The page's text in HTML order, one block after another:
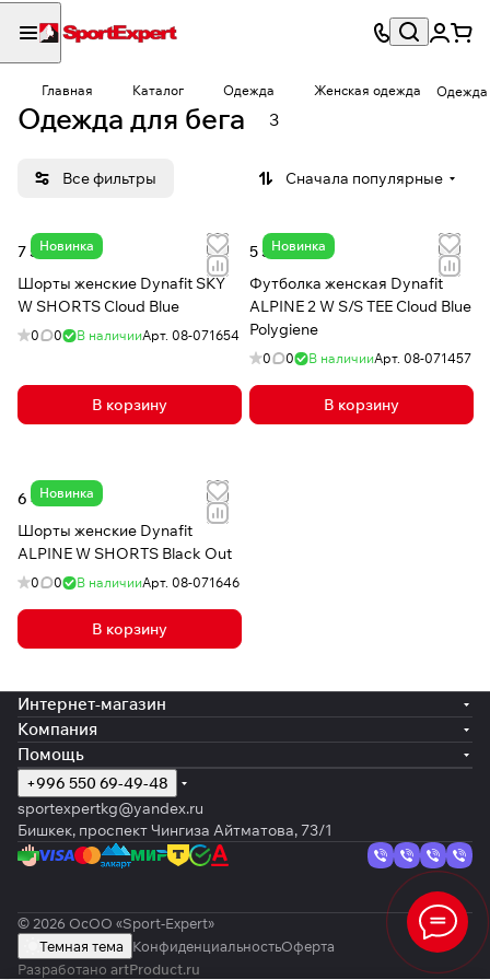
Главная Каталог Одежда Женская одежда Одежда
Одежда для бега 3
Все фильтры Сначала популярные
Новинка
7 560 сом
Шорты женские Dynafit SKY
W SHORTS Cloud Blue
0 0 В наличииАрт. 08-071654
В корзину
Новинка
5 550 сом
Футболка женская Dynafit
ALPINE 2 W S/S TEE Cloud Blue
Polygiene
0 0 В наличииАрт. 08-071457
В корзину
Новинка
6 480 сом
Шорты женские Dynafit
ALPINE W SHORTS Black Out
0 0 В наличииАрт. 08-071646
В корзину
Интернет-магазин
Компания
Помощь
+996 550 69-49-48
sportexpertkg@yandex.ru
Бишкек, проспект Чингиза Айтматова, 73/1
© 2026 ОсОО «Sport-Expert»
Темная тема
КонфиденциальностьОферта
Разработано artProduct.ru